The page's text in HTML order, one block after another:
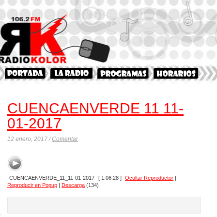
CUENCAENVERDE 11 11-
01-2017
12 enero, 2017 /Comentar
CUENCAENVERDE_11_11-01-2017 [ 1:06:28 ] Ocultar Reproductor |
Reproducir en Popup | Descarga (134)